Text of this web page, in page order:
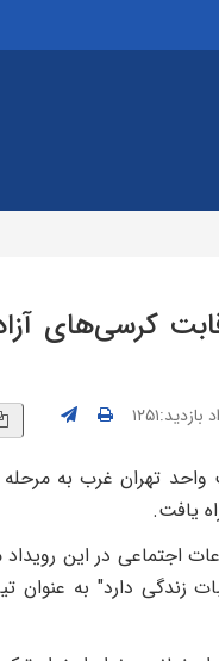
کرسی‌های
واحد تهران غرب به
یافت.
اجتماعی در این
زندگی دارد" به عنوان